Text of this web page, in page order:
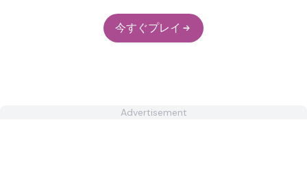
今すぐプレイ
Advertisement